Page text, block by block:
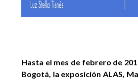
Hasta el mes de febrero de
Bogotá, la exposición ALAS,